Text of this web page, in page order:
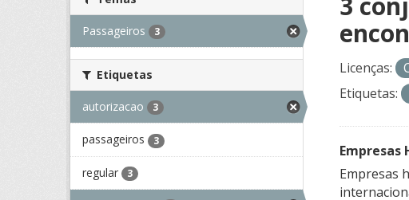
Passageiros 3
Etiquetas
autorizacao 3
passageiros 3
regular 3
Licenças:
Etiquetas:
Empresas
Empresas